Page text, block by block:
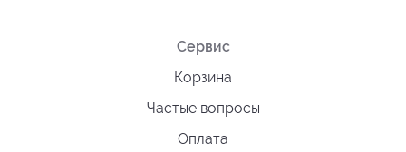
Сервис
Корзина
Частые вопросы
Оплата